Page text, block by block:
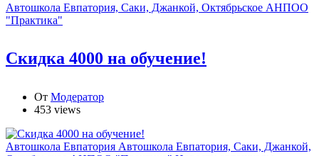
Автошкола Евпатория, Саки, Джанкой, Октябрьское АНПОО
"Практика"
Скидка 4000 на обучение!
От Модератор
453 views
Автошкола Евпатория Автошкола Евпатория, Саки, Джанкой,